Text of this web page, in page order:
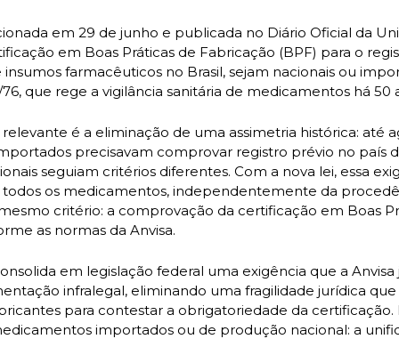
em 29 de junho e publicada no Diário Oficial da
em Boas Práticas de Fabricação (BPF) para o
farmacêuticos no Brasil, sejam nacionais ou
que rege a vigilância sanitária de medicamentos há 50
é a eliminação de uma assimetria histórica: até
precisavam comprovar registro prévio no país
seguiam critérios diferentes. Com a nova lei, essa
todos os medicamentos, independentemente da
critério: a comprovação da certificação em Boas
as normas da Anvisa.
em legislação federal uma exigência que a
infralegal, eliminando uma fragilidade jurídica
para contestar a obrigatoriedade da certificação.
importados ou de produção nacional: a